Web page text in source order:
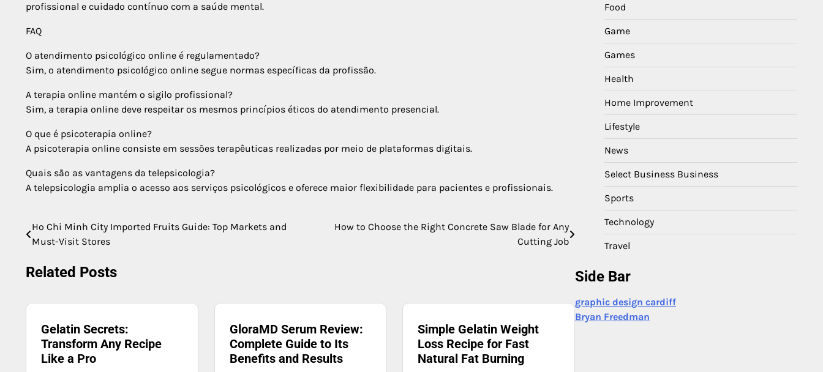
profissional e cuidado contínuo com a saúde mental.
FAQ
O atendimento psicológico online é regulamentado?
Sim, o atendimento psicológico online segue normas específicas da profissão.
A terapia online mantém o sigilo profissional?
Sim, a terapia online deve respeitar os mesmos princípios éticos do atendimento presencial.
O que é psicoterapia online?
A psicoterapia online consiste em sessões terapêuticas realizadas por meio de plataformas digitais.
Quais são as vantagens da telepsicologia?
A telepsicologia amplia o acesso aos serviços psicológicos e oferece maior flexibilidade para pacientes e profissionais.
Post
Ho Chi Minh City Imported Fruits Guide: Top Markets and
Must-Visit Stores
How to Choose the Right Concrete Saw Blade for Any
Cutting Job
Related Posts
Gelatin Secrets:
Transform Any Recipe
Like a Pro
GloraMD Serum Review:
Complete Guide to Its
Benefits and Results
Simple Gelatin Weight
Loss Recipe for Fast
Natural Fat Burning
Food
Game
Games
Health
Home Improvement
Lifestyle
News
Select Business Business
Sports
Technology
Travel
Side Bar
graphic design cardiff
Bryan Freedman